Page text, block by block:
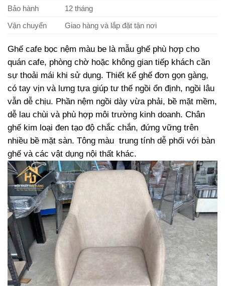
Bảo hành
12 tháng
Vận chuyển
Giao hàng và lắp đặt tận nơi
Ghế cafe bọc nệm màu be là mẫu ghế phù hợp cho
quán cafe, phòng chờ hoặc không gian tiếp khách cần
sự thoải mái khi sử dụng. Thiết kế ghế đơn gọn gàng,
có tay vịn và lưng tựa giúp tư thế ngồi ổn định, ngồi lâu
vẫn dễ chịu. Phần nệm ngồi dày vừa phải, bề mặt mềm,
dễ lau chùi và phù hợp môi trường kinh doanh. Chân
ghế kim loại đen tạo độ chắc chắn, đứng vững trên
nhiều bề mặt sàn. Tông màu trung tính dễ phối với bàn
ghế và các vật dụng nội thất khác.